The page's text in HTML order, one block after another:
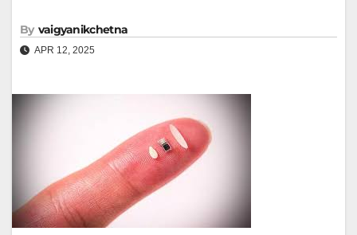
By vaigyanikchetna
APR 12, 2025